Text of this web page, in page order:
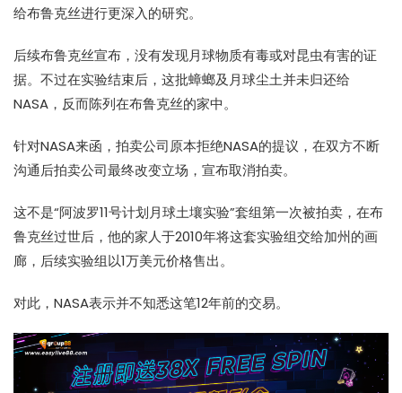
给布鲁克丝进行更深入的研究。
后续布鲁克丝宣布，没有发现月球物质有毒或对昆虫有害的证
据。不过在实验结束后，这批蟑螂及月球尘土并未归还给
NASA，反而陈列在布鲁克丝的家中。
针对NASA来函，拍卖公司原本拒绝NASA的提议，在双方不断
沟通后拍卖公司最终改变立场，宣布取消拍卖。
这不是“阿波罗11号计划月球土壤实验”套组第一次被拍卖，在布
鲁克丝过世后，他的家人于2010年将这套实验组交给加州的画
廊，后续实验组以1万美元价格售出。
对此，NASA表示并不知悉这笔12年前的交易。